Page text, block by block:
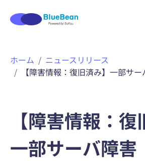
ホーム
ニュースリリース
【障害情報：復旧済み】一部サー
【障害情報：復
一部サーバ障害